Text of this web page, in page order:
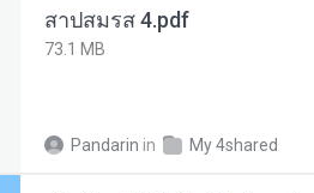
สาปสมรส 4.pdf
73.1 MB
Pandarin in My 4shared